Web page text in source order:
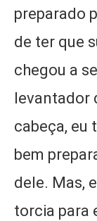
preparado
de ter que
chegou a
levantador
cabeça, eu
bem
dele. Mas,
torcia para